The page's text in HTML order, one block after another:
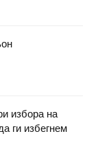
избора на
ги избегнем